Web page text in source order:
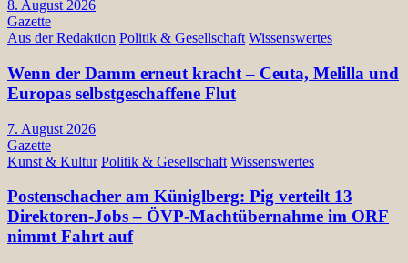
8. August 2026
Gazette
Aus der Redaktion Politik & Gesellschaft Wissenswertes
Wenn der Damm erneut kracht – Ceuta, Melilla und
Europas selbstgeschaffene Flut
7. August 2026
Gazette
Kunst & Kultur Politik & Gesellschaft Wissenswertes
Postenschacher am Küniglberg: Pig verteilt 13
Direktoren-Jobs – ÖVP-Machtübernahme im ORF
nimmt Fahrt auf